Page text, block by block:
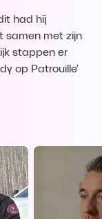
had hij
samen met zijn
stappen er
op Patrouille'